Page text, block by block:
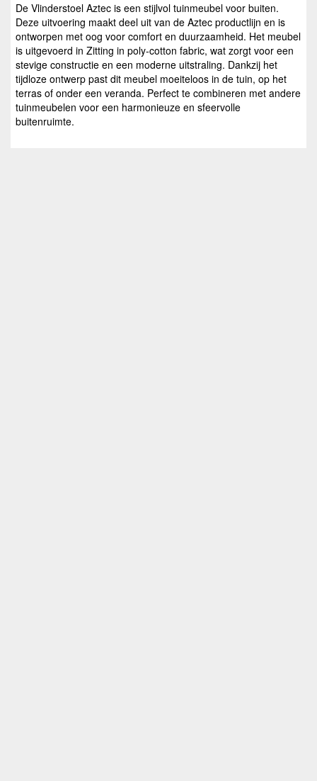
De Vlinderstoel Aztec is een stijlvol tuinmeubel voor buiten.
Deze uitvoering maakt deel uit van de Aztec productlijn en is
ontworpen met oog voor comfort en duurzaamheid. Het meubel
is uitgevoerd in Zitting in poly-cotton fabric, wat zorgt voor een
stevige constructie en een moderne uitstraling. Dankzij het
tijdloze ontwerp past dit meubel moeiteloos in de tuin, op het
terras of onder een veranda. Perfect te combineren met andere
tuinmeubelen voor een harmonieuze en sfeervolle
buitenruimte.